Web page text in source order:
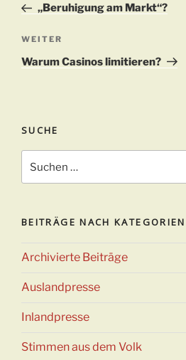
Beitrag
„Beruhigung am Markt“?
Nächster
Beitrag
WEITER
Warum Casinos limitieren?
SUCHE
nach:
BEITRÄGE NACH KATEGORIEN
Archivierte Beiträge
Auslandpresse
Inlandpresse
Stimmen aus dem Volk